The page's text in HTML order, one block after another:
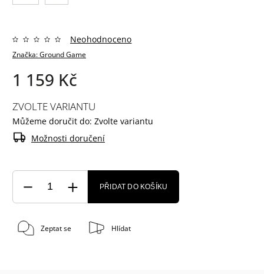
Značka:Ground Game
Neohodnoceno
1 159 Kč
ZVOLTE VARIANTU
Můžeme doručit do: Zvolte variantu
Možnosti doručení
PŘIDAT DO KOŠÍKU
Zeptat se Hlídat